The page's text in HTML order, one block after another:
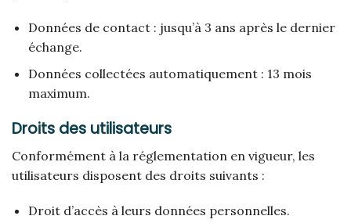
Données de contact : jusqu’à 3 ans après le dernier
échange.
Données collectées automatiquement : 13 mois
maximum.
Droits des utilisateurs
Conformément à la réglementation en vigueur, les
utilisateurs disposent des droits suivants :
Droit d’accès à leurs données personnelles.